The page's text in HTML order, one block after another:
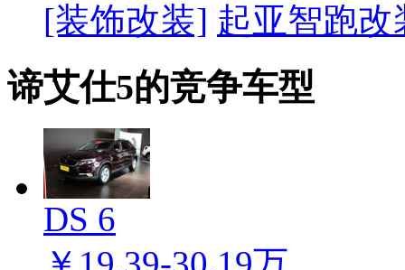
[装饰改装] 起亚智跑
谛艾仕5的竞争车型
DS 6